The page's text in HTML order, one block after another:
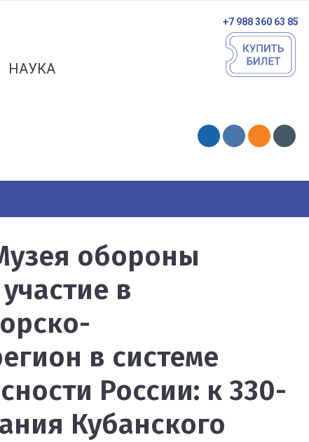
НАУКА
+7 988 360 63 85
обороны
в
в системе
России: к 330-
Кубанского